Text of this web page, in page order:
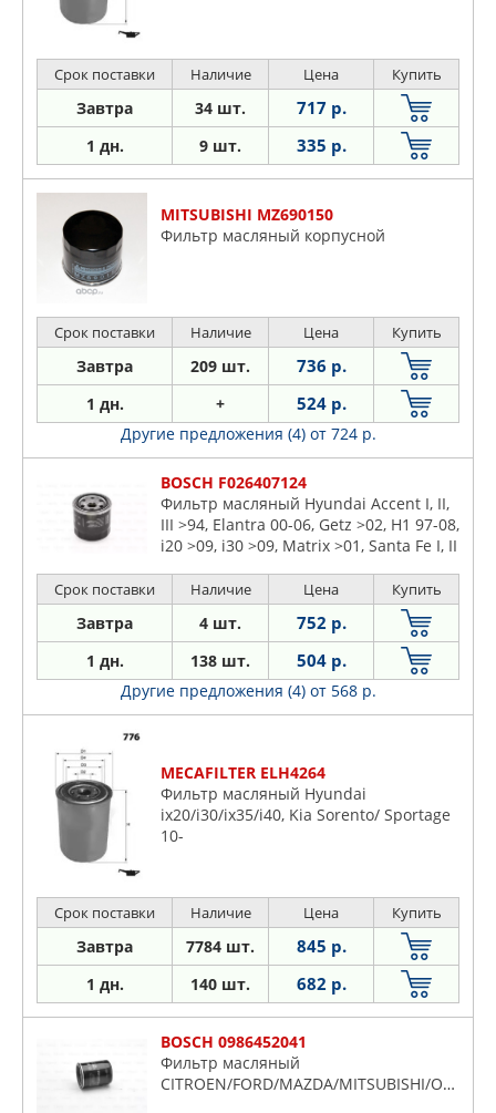
Срок поставки Наличие Цена Купить
Завтра 34 шт. 717 р.
1 дн. 9 шт. 335 р.
MITSUBISHI MZ690150
Фильтр масляный корпусной
Срок поставки Наличие Цена Купить
Завтра 209 шт. 736 р.
1 дн. + 524 р.
Другие предложения (4) от 724 р.
BOSCH F026407124
Фильтр масляный Hyundai Accent I, II,
III >94, Elantra 00-06, Getz >02, H1 97-08,
i20 >09, i30 >09, Matrix >01, Santa Fe I, II
Terracan >01 (P7124)
Срок поставки Наличие Цена Купить
Завтра 4 шт. 752 р.
1 дн. 138 шт. 504 р.
Другие предложения (4) от 568 р.
MECAFILTER ELH4264
Фильтр масляный Hyundai
ix20/i30/ix35/i40, Kia Sorento/ Sportage
10-
Срок поставки Наличие Цена Купить
Завтра 7784 шт. 845 р.
1 дн. 140 шт. 682 р.
BOSCH 0986452041
Фильтр масляный
CITROEN/FORD/MAZDA/MITSUBISHI/OPEL….